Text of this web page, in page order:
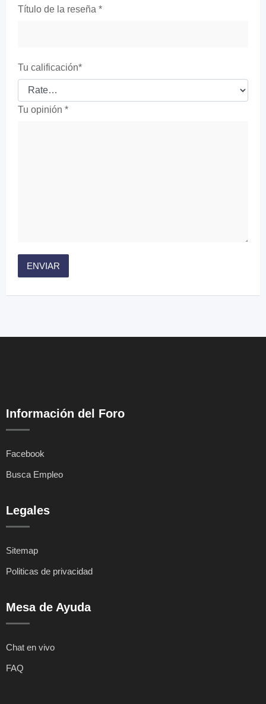
Título de la reseña *
Tu calificación*
Tu opinión *
Información del Foro
Facebook
Busca Empleo
Legales
Sitemap
Politicas de privacidad
Mesa de Ayuda
Chat en vivo
FAQ